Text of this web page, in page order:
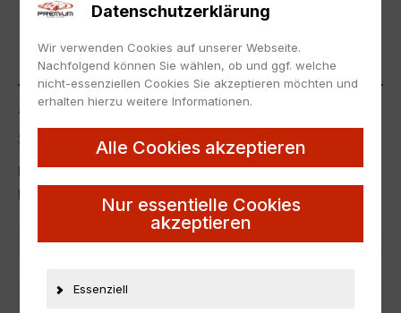
ZUR MERKLISTE HINZUFÜGEN
BESCHREIBUNG
1:18 Norev Alfa Romeo 2000 Spider 1978 yellow – Limited
300 pcs.
Neu in Originalverpackung.
NEW with box.
Artikelnummer 25766
Datenschutzerklärung
Wir verwenden Cookies auf unserer Webseite.
Nachfolgend können Sie wählen, ob und ggf. welche
nicht-essenziellen Cookies Sie akzeptieren möchten und
erhalten hierzu weitere Informationen.
Alle Cookies akzeptieren
Nur essentielle Cookies
akzeptieren
Essenziell